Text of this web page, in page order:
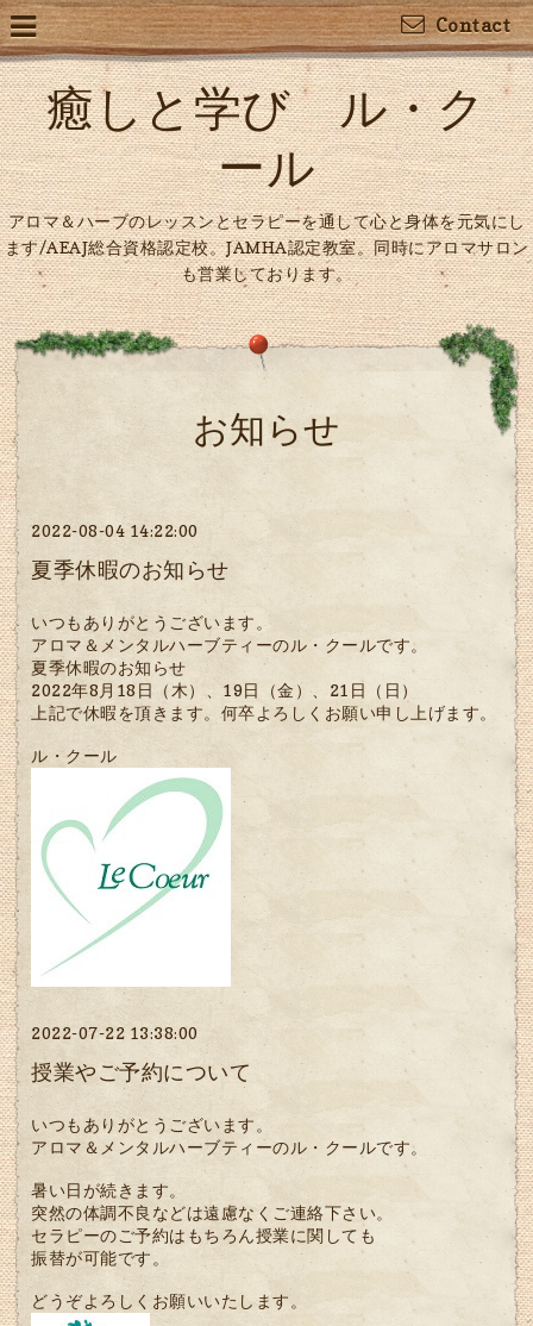
Contact
癒しと学び ル・ク
ール
アロマ＆ハーブのレッスンとセラピーを通して心と身体を元気にし
ます/AEAJ総合資格認定校。JAMHA認定教室。同時にアロマサロン
も営業しております。
お知らせ
2022-08-04 14:22:00
夏季休暇のお知らせ
いつもありがとうございます。
アロマ＆メンタルハーブティーのル・クールです。
夏季休暇のお知らせ
2022年8月18日（木）、19日（金）、21日（日）
上記で休暇を頂きます。何卒よろしくお願い申し上げます。
ル・クール
2022-07-22 13:38:00
授業やご予約について
いつもありがとうございます。
アロマ＆メンタルハーブティーのル・クールです。
暑い日が続きます。
突然の体調不良などは遠慮なくご連絡下さい。
セラピーのご予約はもちろん授業に関しても
振替が可能です。
どうぞよろしくお願いいたします。